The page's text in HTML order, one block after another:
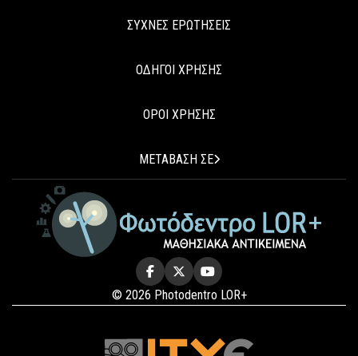
ΣΥΧΝΕΣ ΕΡΩΤΗΣΕΙΣ
ΟΔΗΓΟΙ ΧΡΗΣΗΣ
ΟΡΟΙ ΧΡΗΣΗΣ
ΜΕΤΑΒΑΣΗ ΣΕ
© 2026 Photodentro LOR+